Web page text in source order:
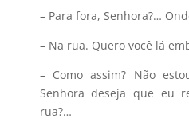
– Para fora, Senhora?…
– Na rua. Quero você lá
– Como assim? Não
Senhora deseja que eu
rua?…